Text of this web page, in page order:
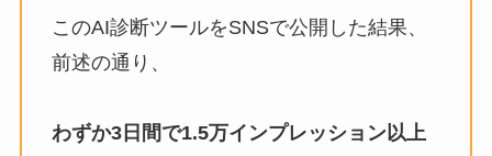
このAI診断ツールをSNSで公開した結果、
前述の通り、
わずか3日間で1.5万インプレッション以上